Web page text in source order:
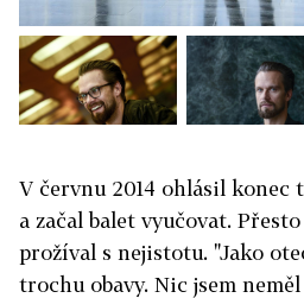
V červnu 2014 ohlásil konec
a začal balet vyučovat.
prožíval s nejistotu. "Jako
trochu obavy. Nic jsem